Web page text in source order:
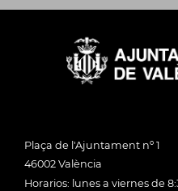
Plaça de l'Ajuntament nº 1
46002 València
Horarios: lunes a viernes de